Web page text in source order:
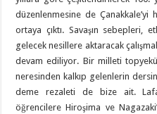
düzenlenmesine de Çanakkale’yi
ortaya çıktı. Savaşın sebepleri,
gelecek nesillere aktaracak
devam ediliyor. Bir milleti
neresinden kalkıp gelenlerin
deme rezaleti de bize ait.
öğrencilere Hiroşima ve